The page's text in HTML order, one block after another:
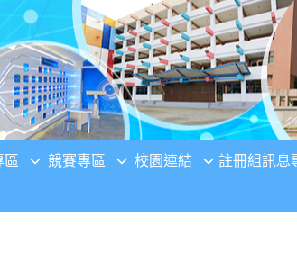
區 競賽專區 校園連結 註冊組訊息